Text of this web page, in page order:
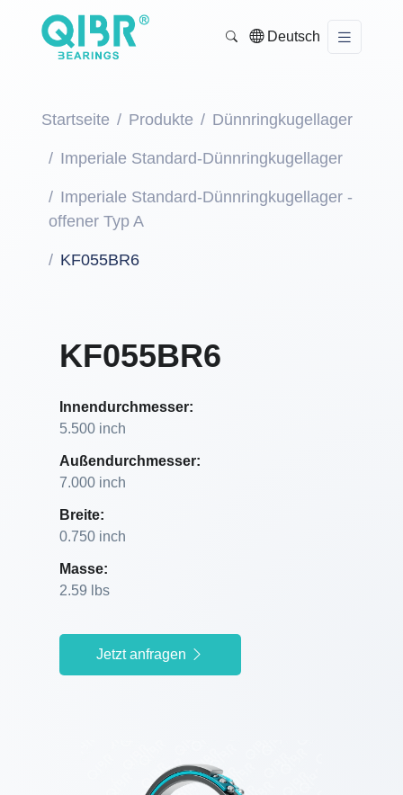
Deutsch
Startseite Produkte Dünnringkugellager
Imperiale Standard-Dünnringkugellager
Imperiale Standard-Dünnringkugellager -
offener Typ A
KF055BR6
KF055BR6
Innendurchmesser:
5.500 inch
Außendurchmesser:
7.000 inch
Breite:
0.750 inch
Masse:
2.59 lbs
Jetzt anfragen